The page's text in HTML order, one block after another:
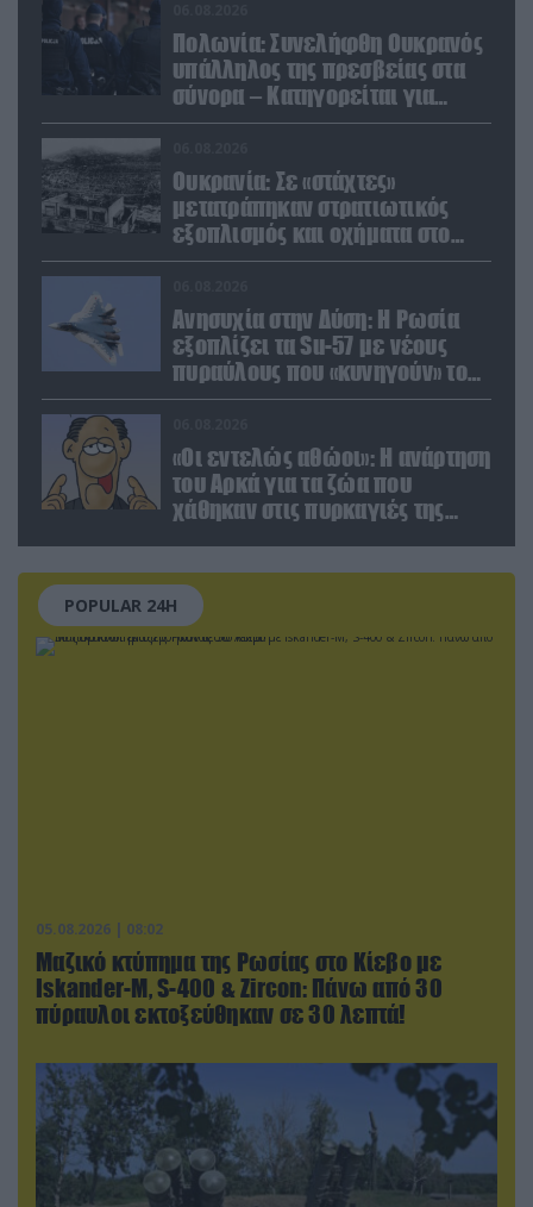
Πολωνία: Συνελήφθη Ουκρανός
υπάλληλος της πρεσβείας στα
σύνορα – Κατηγορείται για
μεταφορά μεγάλων ποσών και
Ουκρανία: Σε «στάχτες»
μετατράπηκαν στρατιωτικός
εξοπλισμός και οχήματα στο
Κίεβο μετά από ρωσικά
Ανησυχία στην Δύση: H Ρωσία
εξοπλίζει τα Su-57 με νέους
πυραύλους που «κυνηγούν» τον
στόχο μέσα από παρεμβολές!
«Οι εντελώς αθώοι»: Η ανάρτηση
του Αρκά για τα ζώα που
χάθηκαν στις πυρκαγιές της
POPULAR 24H
05.08.2026 | 08:02
Μαζικό κτύπημα της Ρωσίας στο Κίεβο με
Iskander-Μ, S-400 & Zircon: Πάνω από 30
πύραυλοι εκτοξεύθηκαν σε 30 λεπτά!